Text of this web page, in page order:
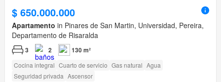
$ 650.000.000
Apartamento in Pinares de San Martin, Universidad, Pereira,
Departamento de Risaralda
3 2 130 m²
Cocina integral Cuarto de servicio Gas natural Agua
Seguridad privada Ascensor